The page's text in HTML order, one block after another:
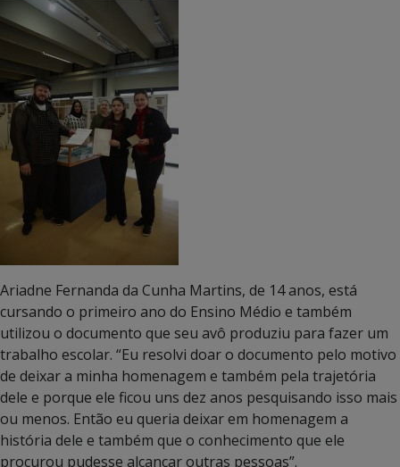
Ariadne Fernanda da Cunha Martins, de 14 anos, está
cursando o primeiro ano do Ensino Médio e também
utilizou o documento que seu avô produziu para fazer um
trabalho escolar. “Eu resolvi doar o documento pelo motivo
de deixar a minha homenagem e também pela trajetória
dele e porque ele ficou uns dez anos pesquisando isso mais
ou menos. Então eu queria deixar em homenagem a
história dele e também que o conhecimento que ele
procurou pudesse alcançar outras pessoas”.